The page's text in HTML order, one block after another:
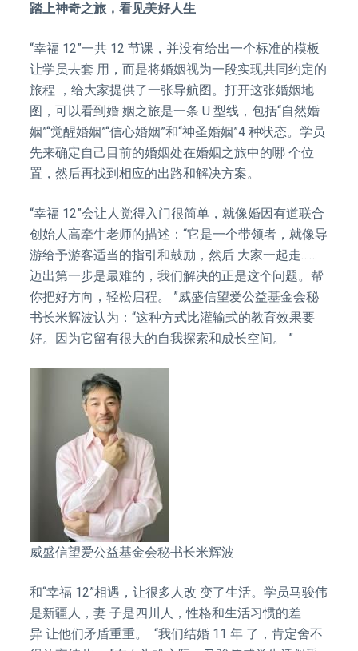
踏上神奇之旅，看见美好人生
“幸福 12”一共 12 节课，并没有给出一个标准的模板
让学员去套 用，而是将婚姻视为一段实现共同约定的
旅程 ，给大家提供了一张导航图。打开这张婚姻地
图，可以看到婚 姻之旅是一条 U 型线，包括“自然婚
姻”“觉醒婚姻”“信心婚姻”和“神圣婚姻”4 种状态。学员
先来确定自己目前的婚姻处在婚姻之旅中的哪 个位
置，然后再找到相应的出路和解决方案。
“幸福 12”会让人觉得入门很简单，就像婚因有道联合
创始人高牵牛老师的描述：“它是一个带领者，就像导
游给予游客适当的指引和鼓励，然后 大家一起走……
迈出第一步是最难的，我们解决的正是这个问题。帮
你把好方向，轻松启程。 ”威盛信望爱公益基金会秘
书长米辉波认为：“这种方式比灌输式的教育效果要
好。因为它留有很大的自我探索和成长空间。 ”
威盛信望爱公益基金会秘书长米辉波
和“幸福 12”相遇，让很多人改 变了生活。学员马骏伟
是新疆人，妻 子是四川人，性格和生活习惯的差
异 让他们矛盾重重。 “我们结婚 11 年 了，肯定舍不